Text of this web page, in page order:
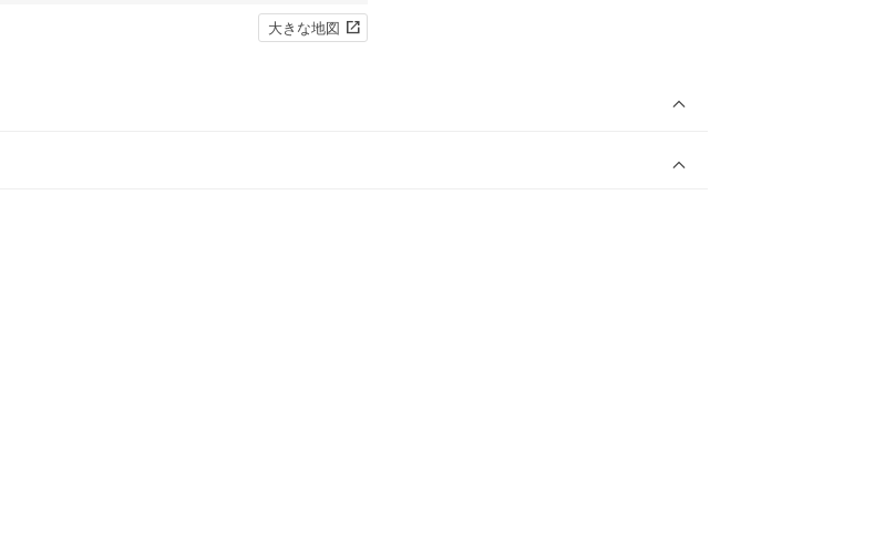
大きな地図